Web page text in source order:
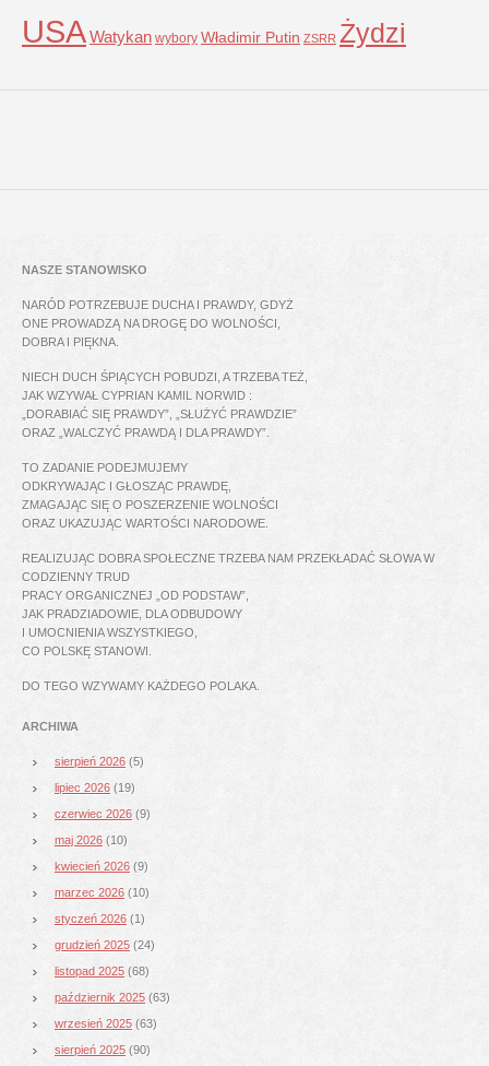
USAWatykan wybory Władimir Putin ZSRR Żydzi
NASZE STANOWISKO
NARÓD POTRZEBUJE DUCHA I PRAWDY, GDYŻ
ONE PROWADZĄ NA DROGĘ DO WOLNOŚCI,
DOBRA I PIĘKNA.
NIECH DUCH ŚPIĄCYCH POBUDZI, A TRZEBA TEŻ,
JAK WZYWAŁ CYPRIAN KAMIL NORWID :
„DORABIAĆ SIĘ PRAWDY”, „SŁUŻYĆ PRAWDZIE”
ORAZ „WALCZYĆ PRAWDĄ I DLA PRAWDY”.
TO ZADANIE PODEJMUJEMY
ODKRYWAJĄC I GŁOSZĄC PRAWDĘ,
ZMAGAJĄC SIĘ O POSZERZENIE WOLNOŚCI
ORAZ UKAZUJĄC WARTOŚCI NARODOWE.
REALIZUJĄC DOBRA SPOŁECZNE TRZEBA NAM PRZEKŁADAĆ SŁOWA W
CODZIENNY TRUD
PRACY ORGANICZNEJ „OD PODSTAW”,
JAK PRADZIADOWIE, DLA ODBUDOWY
I UMOCNIENIA WSZYSTKIEGO,
CO POLSKĘ STANOWI.
DO TEGO WZYWAMY KAŻDEGO POLAKA.
ARCHIWA
sierpień 2026 (5)
lipiec 2026 (19)
czerwiec 2026 (9)
maj 2026 (10)
kwiecień 2026 (9)
marzec 2026 (10)
styczeń 2026 (1)
grudzień 2025 (24)
listopad 2025 (68)
październik 2025 (63)
wrzesień 2025 (63)
sierpień 2025 (90)